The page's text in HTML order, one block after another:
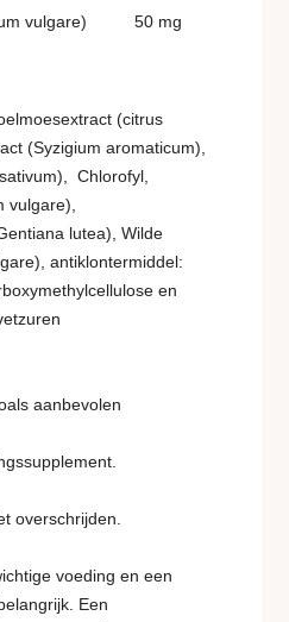
vulgare) 50 mg
(citrus
(Syzigium aromaticum),
Chlorofyl,
vulgare),
lutea), Wilde
antiklontermiddel:
en
aanbevolen
overschrijden.
voeding en een
Een